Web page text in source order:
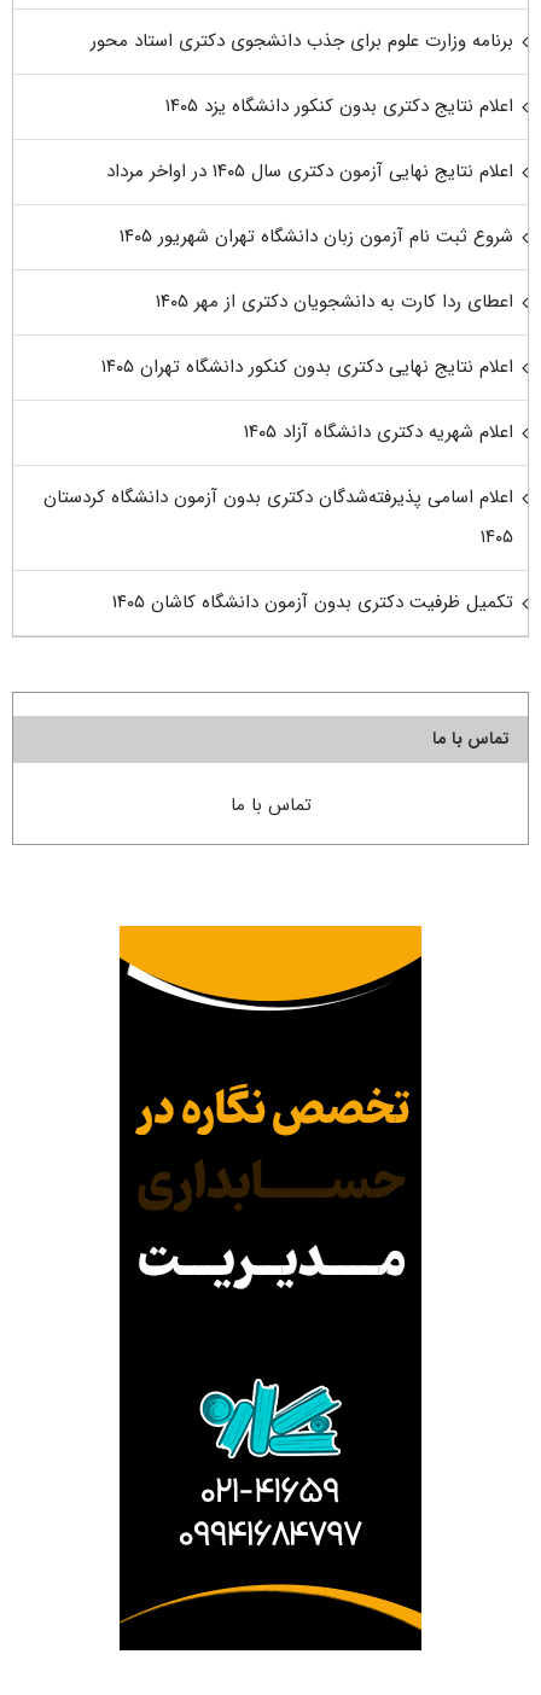
برنامه وزارت علوم برای جذب دانشجوی دکتری استاد محور
اعلام نتایج دکتری بدون کنکور دانشگاه یزد ۱۴۰۵
اعلام نتایج نهایی آزمون دکتری سال ۱۴۰۵ در اواخر مرداد
شروع ثبت نام آزمون زبان دانشگاه تهران شهریور ۱۴۰۵
اعطای ردا کارت به دانشجویان دکتری از مهر ۱۴۰۵
اعلام نتایج نهایی دکتری بدون کنکور دانشگاه تهران ۱۴۰۵
اعلام شهریه دکتری دانشگاه آزاد ۱۴۰۵
اعلام اسامی پذیرفته‌شدگان دکتری بدون آزمون دانشگاه کردستان
۱۴۰۵
تکمیل ظرفیت دکتری بدون آزمون دانشگاه کاشان ۱۴۰۵
تماس با ما
تماس با ما